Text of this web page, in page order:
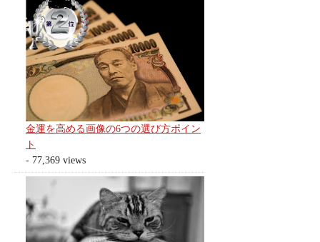
金運を高める画像の6つの選び方ポイン
ト
- 77,369 views